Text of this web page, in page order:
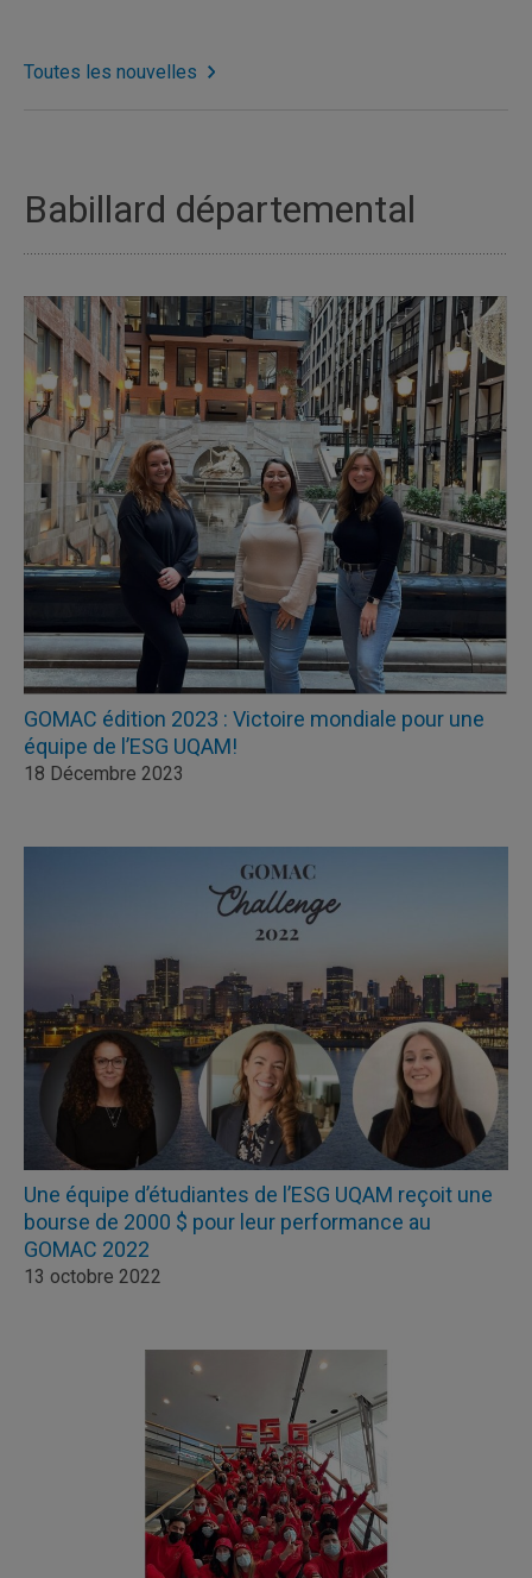
Toutes les nouvelles
Babillard départemental
GOMAC édition 2023 : Victoire mondiale pour une
équipe de l’ESG UQAM!
18 Décembre 2023
Une équipe d’étudiantes de l’ESG UQAM reçoit une
bourse de 2000 $ pour leur performance au
GOMAC 2022
13 octobre 2022